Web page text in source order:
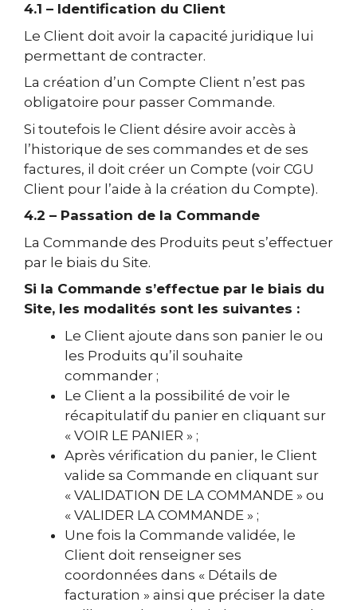
4.1 – Identification du Client
Le Client doit avoir la capacité juridique lui
permettant de contracter.
La création d’un Compte Client n’est pas
obligatoire pour passer Commande.
Si toutefois le Client désire avoir accès à
l’historique de ses commandes et de ses
factures, il doit créer un Compte (voir CGU
Client pour l’aide à la création du Compte).
4.2 – Passation de la Commande
La Commande des Produits peut s’effectuer
par le biais du Site.
Si la Commande s’effectue par le biais du
Site, les modalités sont les suivantes :
Le Client ajoute dans son panier le ou
les Produits qu’il souhaite
commander ;
Le Client a la possibilité de voir le
récapitulatif du panier en cliquant sur
« VOIR LE PANIER » ;
Après vérification du panier, le Client
valide sa Commande en cliquant sur
« VALIDATION DE LA COMMANDE » ou
« VALIDER LA COMMANDE » ;
Une fois la Commande validée, le
Client doit renseigner ses
coordonnées dans « Détails de
facturation » ainsi que préciser la date